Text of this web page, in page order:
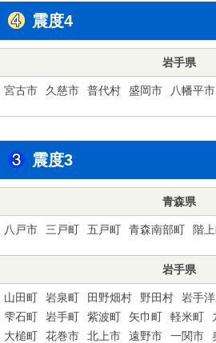
震度4
岩手県
宮古市 久慈市 普代村 盛岡市 八幡平市
震度3
青森県
八戸市 三戸町 五戸町 青森南部町 階
岩手県
山田町 岩泉町 田野畑村 野田村 岩手
雫石町
岩手町 紫波町 矢巾町 軽米町
大槌町
花巻市 北上市 遠野市 一関市